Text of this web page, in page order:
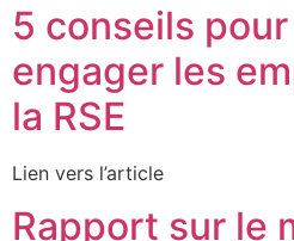
5 conseils
engager les
la RSE
Lien vers l’article
Rapport sur le